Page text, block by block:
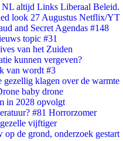
altijd Links Liberaal Beleid.
look 27 Augustus Netflix/YT
and Secret Agendas #148
topic #31
van het Zuiden
kunnen vergeven?
van wordt #3
klagen over de warmte
baby drone
in 2028 opvolgt
#81 Horrorzomer
vijftiger
de grond, onderzoek gestart